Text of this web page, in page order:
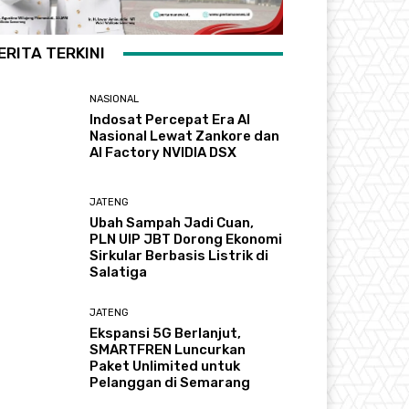
TERKINI
NASIONAL
Indosat Percepat Era AI
Nasional Lewat Zankore dan
AI Factory NVIDIA DSX
JATENG
Ubah Sampah Jadi Cuan,
PLN UIP JBT Dorong Ekonomi
Sirkular Berbasis Listrik di
Salatiga
JATENG
Ekspansi 5G Berlanjut,
SMARTFREN Luncurkan
Paket Unlimited untuk
Pelanggan di Semarang